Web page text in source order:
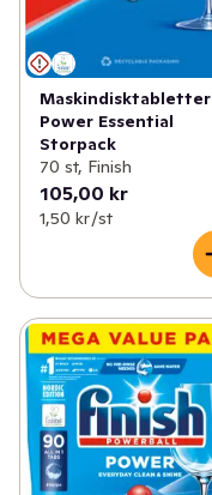
Maskindisktabletter
Power Essential
Storpack
70 st, Finish
105,00 kr
1,50 kr /st